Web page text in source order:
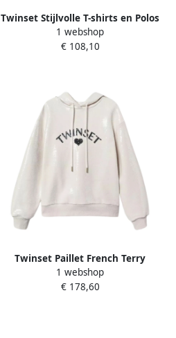
Twinset Stijlvolle T-shirts en Polos
Beige Dames
1 webshop
€ 108,10
Twinset Paillet French Terry
Hoodie Beige Dames
1 webshop
€ 178,60